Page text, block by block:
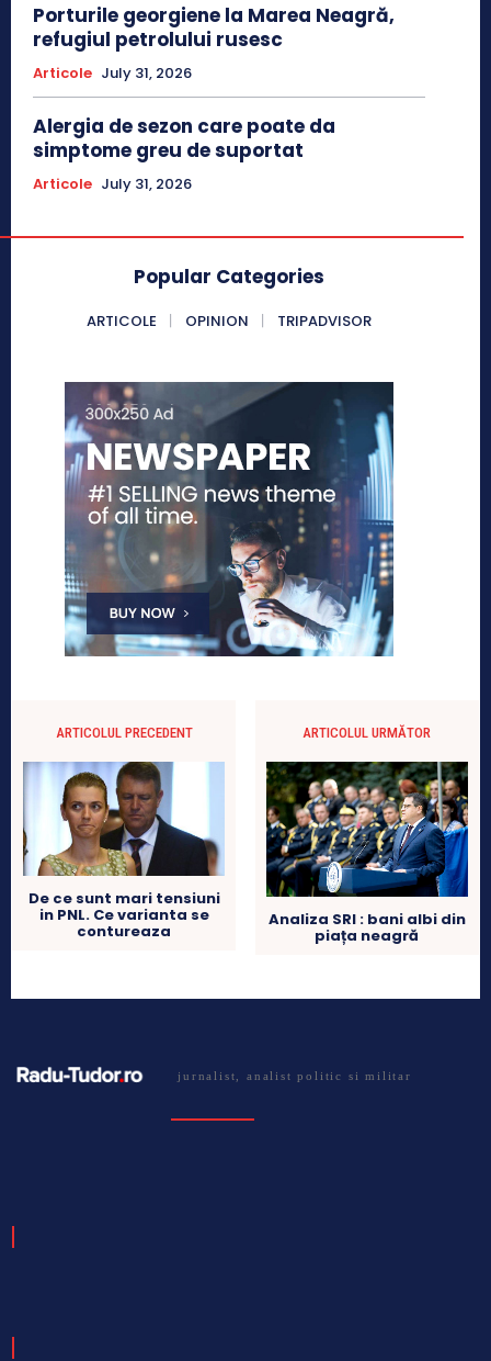
Porturile georgiene la Marea Neagră,
refugiul petrolului rusesc
Articole July 31, 2026
Alergia de sezon care poate da
simptome greu de suportat
Articole July 31, 2026
Popular Categories
ARTICOLE OPINION TRIPADVISOR
ARTICOLUL PRECEDENT
De ce sunt mari tensiuni
in PNL. Ce varianta se
contureaza
ARTICOLUL URMĂTOR
Analiza SRI : bani albi din
piața neagră
jurnalist, analist politic si militar